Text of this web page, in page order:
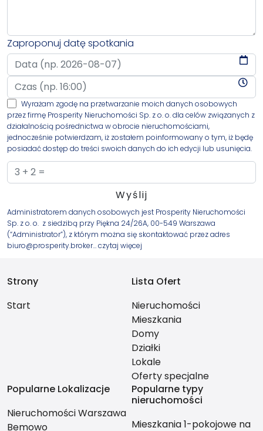
Zaproponuj datę spotkania
Wyrażam zgodę na przetwarzanie moich danych osobowych
przez firmę Prosperity Nieruchomości Sp. z o. o. dla celów związanych z
działalnością pośrednictwa w obrocie nieruchomościami,
jednocześnie potwierdzam, iż zostałem poinformowany o tym, iż będę
posiadać dostęp do treści swoich danych do ich edycji lub usunięcia.
Administratorem danych osobowych jest Prosperity Nieruchomości
Sp. z o. o. z siedzibą przy Piękna 24/26A, 00-549 Warszawa
(“Administrator”), z którym można się skontaktować przez adres
biuro@prosperity.broker…czytaj więcej
Strony
Start
Lista Ofert
Nieruchomości
Mieszkania
Domy
Działki
Lokale
Oferty specjalne
Popularne Lokalizacje
Nieruchomości Warszawa
Bemowo
Popularne typy
nieruchomości
Mieszkania 1-pokojowe na